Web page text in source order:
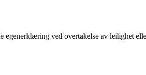
ved overtakelse av leilighet